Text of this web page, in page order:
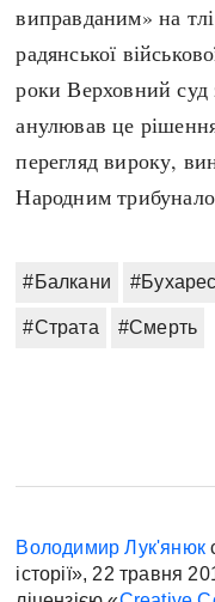
виправданим» на
радянської
роки Верховний суд
анулював це
перегляд вироку,
Народним
#Балкани
#Страта #Смерть
Володимир Лук'янюк
історії», 22 травня